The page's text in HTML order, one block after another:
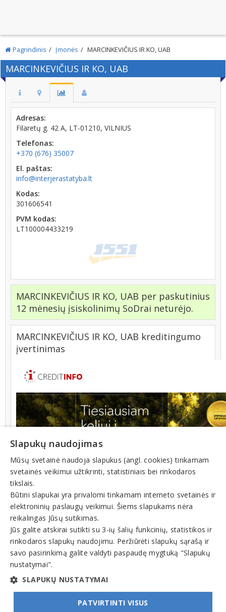
Pagrindinis Įmonės MARCINKEVIČIUS IR KO, UAB
MARCINKEVIČIUS IR KO, UAB
Adresas:
Filaretų g. 42 A, LT-01210, VILNIUS
Telefonas:
+370 (676) 35007
El. paštas:
info@interjerastatyba.lt
Kodas:
301606541
PVM kodas:
LT100004433219
MARCINKEVIČIUS IR KO, UAB per paskutinius
12 mėnesių įsiskolinimų SoDrai neturėjo.
MARCINKEVIČIUS IR KO, UAB kreditingumo
įvertinimas
© INFOMINTA, UAB. Visos teisės saugomos. Telefonas
Slapukų naudojimas
Mūsų svetainė naudoja slapukus (angl. cookies) tinkamam
svetainės veikimui užtikrinti, statistiniais bei rinkodaros
tikslais.
Būtini slapukai yra privalomi tinkamam interneto svetainės ir
elektroninių paslaugų veikimui. Šiems slapukams nėra
reikalingas Jūsų sutikimas.
Jūs galite atskirai sutikti su 3-ių šalių funkcinių, statistikos ir
rinkodaros slapukų naudojimu. Peržiūrėti slapukų sąrašą ir
savo pasirinkimą galite valdyti paspaudę mygtuką "Slapukų
nustatymai".
SLAPUKŲ NUSTATYMAI
PATVIRTINTI VISUS